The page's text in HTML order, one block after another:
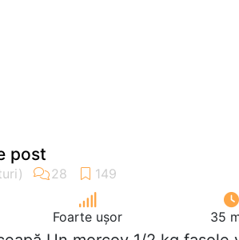
post
Foarte ușor 35